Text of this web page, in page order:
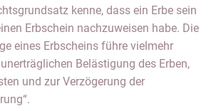
kenne, dass ein Erbe sein
Erbschein nachzuweisen habe. Die
eines Erbscheins führe vielmehr
Belästigung des Erben,
und zur Verzögerung der